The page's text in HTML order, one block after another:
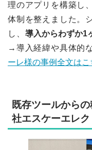
理のアプリを構築し
体制を整えました。
し、 導入からわずか1
→導入経緯や具体的
ーレ様の事例全文はこ
既存ツールから
社エスケーエレク